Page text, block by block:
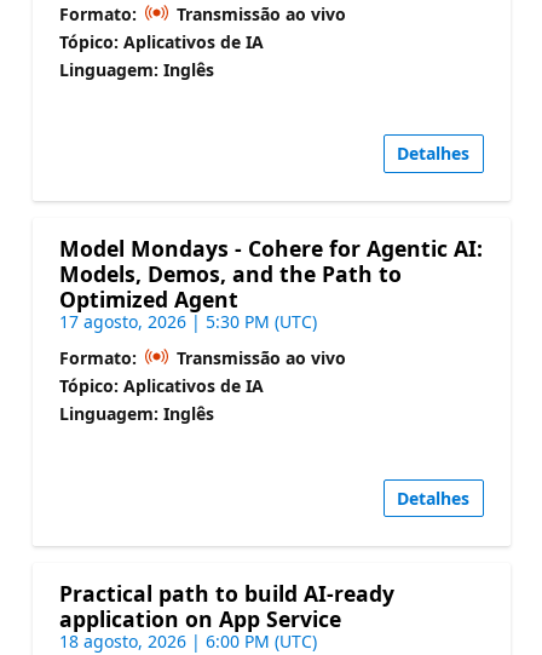
Formato:
Transmissão ao vivo
Tópico: Aplicativos de IA
Linguagem: Inglês
Detalhes
Model Mondays - Cohere for Agentic AI:
Models, Demos, and the Path to
Optimized Agent
17 agosto, 2026 | 5:30 PM (UTC)
Formato:
Transmissão ao vivo
Tópico: Aplicativos de IA
Linguagem: Inglês
Detalhes
Practical path to build AI-ready
application on App Service
18 agosto, 2026 | 6:00 PM (UTC)